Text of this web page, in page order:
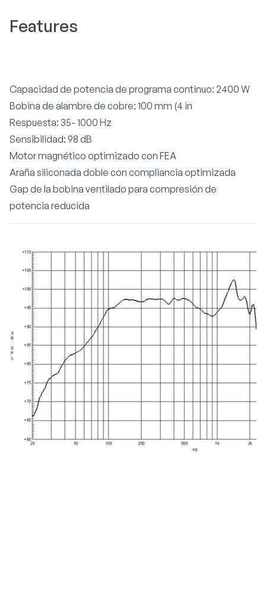
Features
Capacidad de potencia de programa continuo: 2400 W
Bobina de alambre de cobre: 100 mm (4 in
Respuesta: 35- 1000 Hz
Sensibilidad: 98 dB
Motor magnético optimizado con FEA
Araña siliconada doble con compliancia optimizada
Gap de la bobina ventilado para compresión de
potencia reducida